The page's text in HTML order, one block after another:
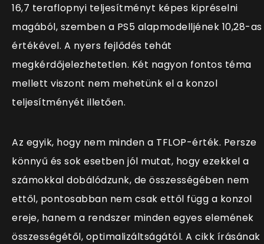
16,7 teraflopnyi teljesítményt képes kipréselni
magából, szemben a PS5 alapmodelljének 10,28-as
értékével. A nyers fejlődés tehát
megkérdőjelezhetetlen. Két nagyon fontos téma
mellett viszont nem mehetünk el a konzol
teljesítményét illetően.
Az egyik, hogy nem minden a TFLOP-érték. Persze
könnyű és sok esetben jól mutat, hogy ezekkel a
számokkal dobálódzunk, de összességében nem
ettől, pontosabban nem csak ettől függ a konzol
ereje, hanem a rendszer minden egyes elemének
összességétől, optimalizáltságától. A cikk írásának